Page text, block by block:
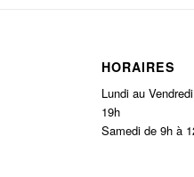
HORAIRES
Lundi au
19h
Samedi de 9h à